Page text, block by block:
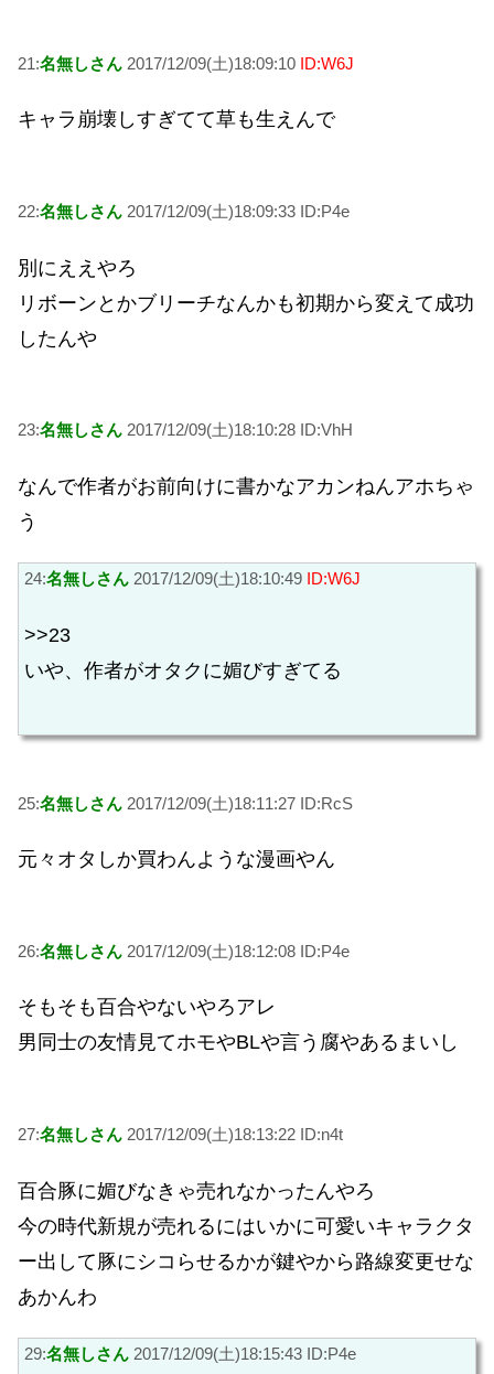
21:名無しさん 2017/12/09(土)18:09:10 ID:W6J
キャラ崩壊しすぎてて草も生えんで
22:名無しさん 2017/12/09(土)18:09:33 ID:P4e
別にええやろ
リボーンとかブリーチなんかも初期から変えて成功
したんや
23:名無しさん 2017/12/09(土)18:10:28 ID:VhH
なんで作者がお前向けに書かなアカンねんアホちゃ
う
24:名無しさん 2017/12/09(土)18:10:49 ID:W6J
>>23
いや、作者がオタクに媚びすぎてる
25:名無しさん 2017/12/09(土)18:11:27 ID:RcS
元々オタしか買わんような漫画やん
26:名無しさん 2017/12/09(土)18:12:08 ID:P4e
そもそも百合やないやろアレ
男同士の友情見てホモやBLや言う腐やあるまいし
27:名無しさん 2017/12/09(土)18:13:22 ID:n4t
百合豚に媚びなきゃ売れなかったんやろ
今の時代新規が売れるにはいかに可愛いキャラクタ
ー出して豚にシコらせるかが鍵やから路線変更せな
あかんわ
29:名無しさん 2017/12/09(土)18:15:43 ID:P4e